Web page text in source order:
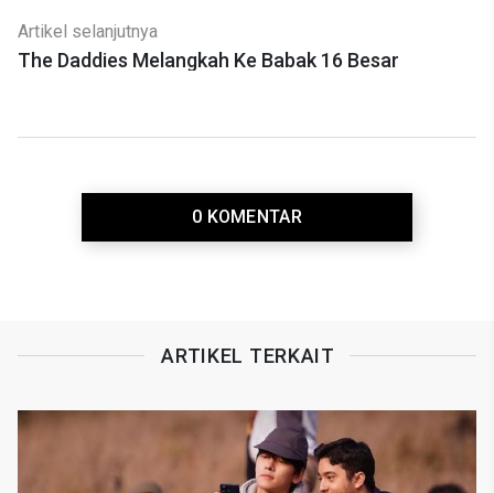
Artikel selanjutnya
The Daddies Melangkah Ke Babak 16 Besar
0 KOMENTAR
ARTIKEL TERKAIT